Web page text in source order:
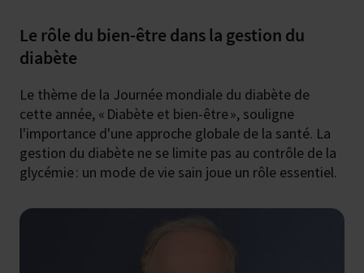
Le rôle du bien-être dans la gestion du
diabète
Le thème de la Journée mondiale du diabète de
cette année, « Diabète et bien-être », souligne
l'importance d'une approche globale de la santé. La
gestion du diabète ne se limite pas au contrôle de la
glycémie : un mode de vie sain joue un rôle essentiel.